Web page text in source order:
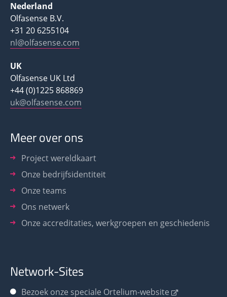
Nederland
Olfasense B.V.
+31 20 6255104
nl@olfasense.com
UK
Olfasense UK Ltd
+44 (0)1225 868869
uk@olfasense.com
Meer over ons
Project wereldkaart
Onze bedrijfsidentiteit
Onze teams
Ons netwerk
Onze accreditaties, werkgroepen en geschiedenis
Network-Sites
Bezoek onze speciale Ortelium-website